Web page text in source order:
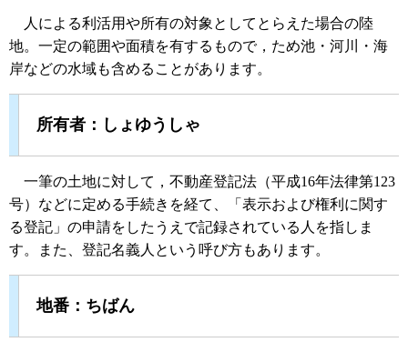
人による利活用や所有の対象としてとらえた場合の陸
地。一定の範囲や面積を有するもので，ため池・河川・海
岸などの水域も含めることがあります。
所有者：しょゆうしゃ
一筆の土地に対して，不動産登記法（平成16年法律第123
号）などに定める手続きを経て、「表示および権利に関す
る登記」の申請をしたうえで記録されている人を指しま
す。また、登記名義人という呼び方もあります。
地番：ちばん